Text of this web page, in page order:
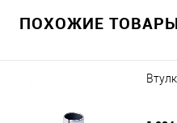
ПОХОЖИЕ